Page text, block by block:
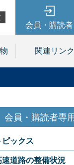
会員・購読者
関連リンク
ピックス
速道路の整備状況